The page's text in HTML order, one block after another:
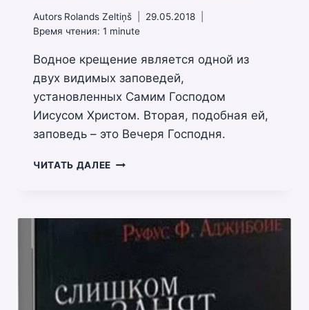
Autors Rolands Zeltiņš
29.05.2018
Время чтения: 1 minute
Водное крещение является одной из
двух видимых заповедей,
установленных Самим Господом
Иисусом Христом. Вторая, подобная ей,
заповедь – это Вечеря Господня.
ЧИТАТЬ ДАЛЕЕ ИСТИНА